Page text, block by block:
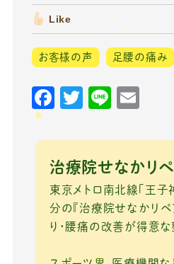
Like
お客様の声 足腰の痛み
F
c
e
b
o
o
k
T
it
te
r
Li
e
ai
l
治療院せなかリ
東京メトロ南北線「王子
分の『治療院せなかリペ
り・腰痛の改善が得意な